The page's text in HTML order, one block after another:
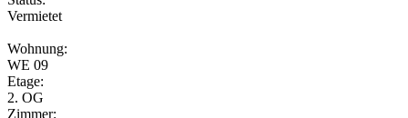
Vermietet
Wohnung:
WE 09
Etage:
2. OG
Zimmer: